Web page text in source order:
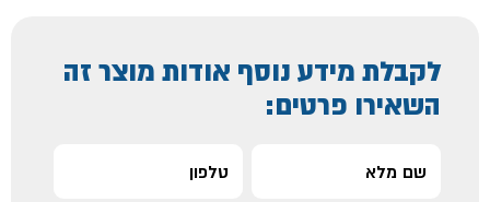
לקבלת מידע נוסף אודות מוצר זה
השאירו פרטים: